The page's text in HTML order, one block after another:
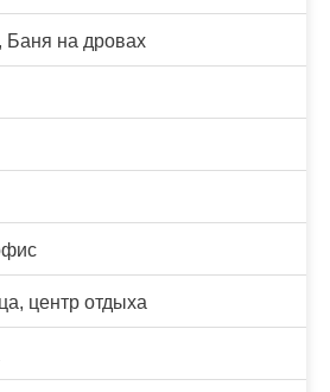
Баня на дровах
центр отдыха